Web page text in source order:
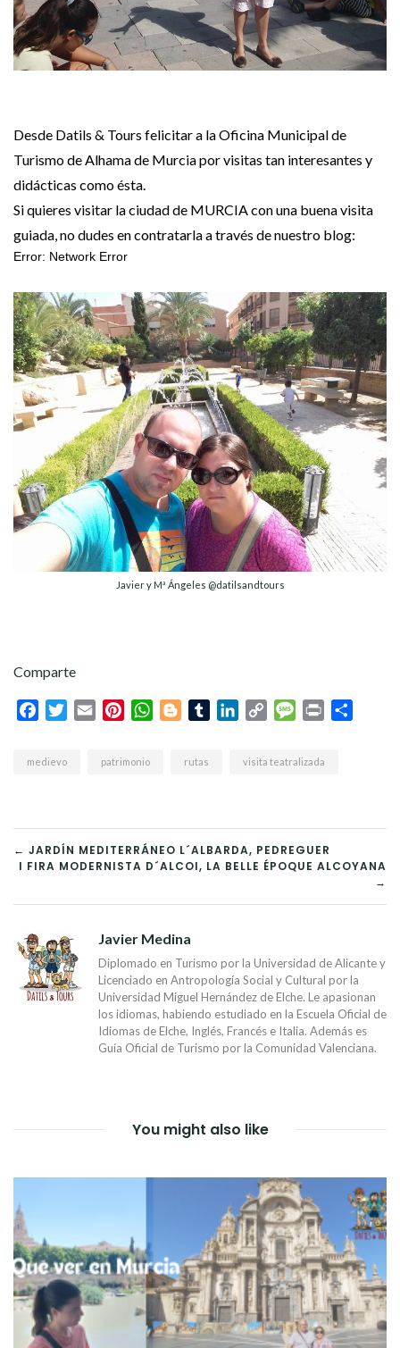
Desde Datils & Tours felicitar a la Oficina Municipal de
Turismo de Alhama de Murcia por visitas tan interesantes y
didácticas como ésta.
Si quieres visitar la ciudad de MURCIA con una buena visita
guiada, no dudes en contratarla a través de nuestro blog:
Javier y Mª Ángeles @datilsandtours
Comparte
FacebookTwitterEmail PinterestWhatsAppBloggerTumblrLinkedIn
Copy
Message
Print
medievo patrimonio rutas visita teatralizada
NAVEGACIÓN
DE
ENTRADAS
← JARDÍN MEDITERRÁNEO L´ALBARDA, PEDREGUER
I FIRA MODERNISTA D´ALCOI, LA BELLE ÉPOQUE ALCOYANA
→
Javier Medina
Diplomado en Turismo por la Universidad de Alicante y
Licenciado en Antropología Social y Cultural por la
Universidad Miguel Hernández de Elche. Le apasionan
los idiomas, habiendo estudiado en la Escuela Oficial de
Idiomas de Elche, Inglés, Francés e Italia. Además es
Guía Oficial de Turismo por la Comunidad Valenciana.
You might also like